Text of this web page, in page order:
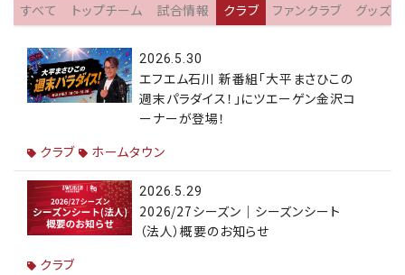
すべて トップチーム 試合情報 クラブ ファンクラブ グッズ
2026.5.30
エフエム石川 新番組「大平まさひこの
週末パラダイス！」にツエーゲン金沢コ
ーナーが登場！
クラブ
ホームタウン
2026.5.29
2026/27シーズン｜シーズンシート
（法人）概要のお知らせ
クラブ